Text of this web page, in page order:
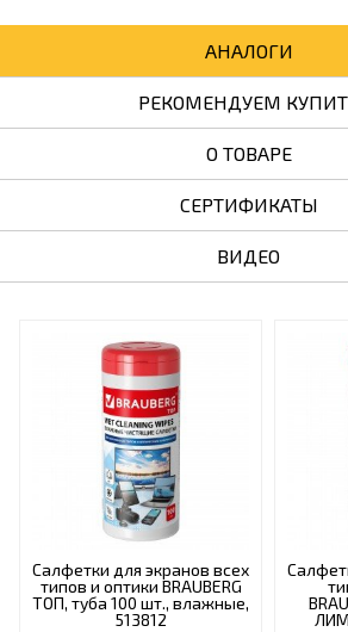
АНАЛОГИ
РЕКОМЕНДУЕМ
О ТОВАРЕ
СЕРТИФИКАТЫ
ВИДЕО
Салфетки для экранов всех
типов и оптики BRAUBERG
ТОП, туба 100 шт., влажные,
513812